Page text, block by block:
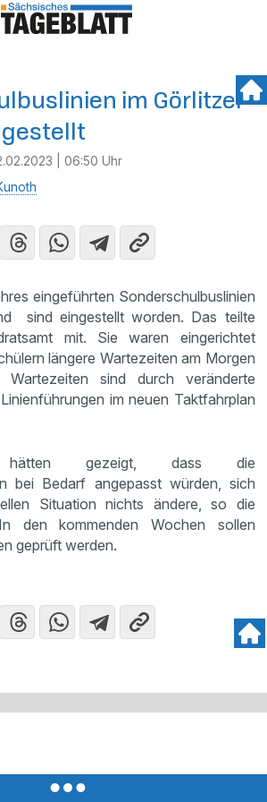
im Görlitzer
| 06:50 Uhr
eingeführten Sonderschulbuslinien
sind eingestellt worden. Das teilte
mit. Sie waren eingerichtet
längere Wartezeiten am Morgen
sind durch veränderte
im neuen Taktfahrplan
hätten gezeigt, dass die
bei Bedarf angepasst würden, sich
Situation nichts ändere, so die
den kommenden Wochen sollen
geprüft werden.